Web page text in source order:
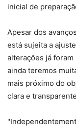
inicial de
Apesar dos
está sujeita a
alterações já
ainda teremos
mais próximo do
clara e